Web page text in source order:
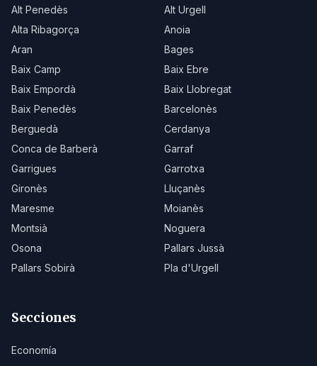
Alt Penedès
Alt Urgell
Alta Ribagorça
Anoia
Aran
Bages
Baix Camp
Baix Ebre
Baix Empordà
Baix Llobregat
Baix Penedès
Barcelonès
Berguedà
Cerdanya
Conca de Barberà
Garraf
Garrigues
Garrotxa
Gironès
Lluçanès
Maresme
Moianès
Montsià
Noguera
Osona
Pallars Jussà
Pallars Sobirà
Pla d'Urgell
Secciones
Economía